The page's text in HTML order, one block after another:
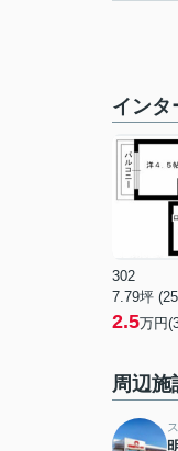
インタ
302
7.79坪
2.5万円
周辺施